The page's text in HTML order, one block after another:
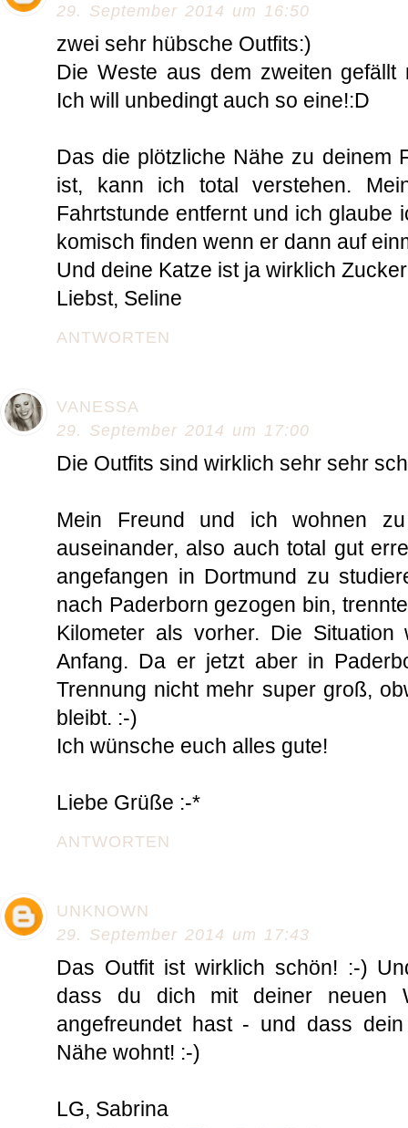
29. September 2014 um 16:50
zwei sehr hübsche Outfits:)
Die Weste aus dem zweiten
Ich will unbedingt auch so eine!:D
Das die plötzliche Nähe zu deinem
ist, kann ich total verstehen.
Fahrtstunde entfernt und ich glaube
komisch finden wenn er dann auf
Und deine Katze ist ja wirklich
Liebst, Seline
ANTWORTEN
VANESSA
29. September 2014 um 17:00
Die Outfits sind wirklich sehr sehr
Mein Freund und ich wohnen
auseinander, also auch total gut
angefangen in Dortmund zu
nach Paderborn gezogen bin,
Kilometer als vorher. Die
Anfang. Da er jetzt aber in
Trennung nicht mehr super groß,
bleibt. :-)
Ich wünsche euch alles gute!
Liebe Grüße :-*
ANTWORTEN
UNKNOWN
29. September 2014 um 17:43
Das Outfit ist wirklich schön! :-)
dass du dich mit deiner neuen
angefreundet hast - und dass
Nähe wohnt! :-)
LG, Sabrina